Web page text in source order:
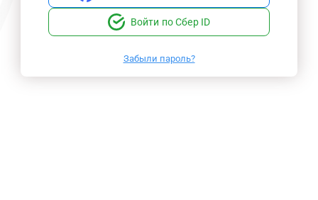
Войти по Сбер ID
Забыли пароль?